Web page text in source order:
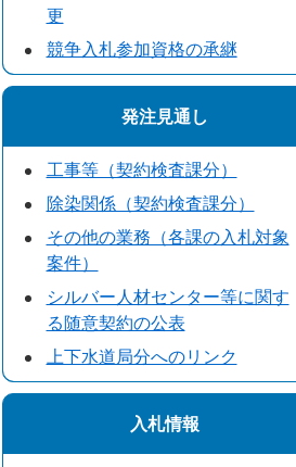
更
競争入札参加資格の承継
発注見通し
工事等（契約検査課分）
除染関係（契約検査課分）
その他の業務（各課の入札対象
案件）
シルバー人材センター等に関す
る随意契約の公表
上下水道局分へのリンク
入札情報